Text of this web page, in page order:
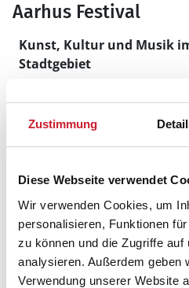
Zustimmung
Diese Webseite verwendet
Wir verwenden Cookies, um
personalisieren, Funktionen
zu können und die Zugriffe auf
analysieren. Außerdem geben
Verwendung unserer Website
Aarhus Festival
Kunst, Kultur und Musik
Stadtgebiet
Link zur Webseite Aarhus
Rock i Byparken
Rock im Stadtpark Vejle
14. + 21. + 28. August